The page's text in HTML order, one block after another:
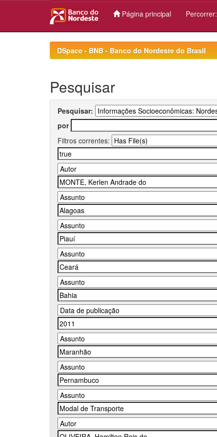
Página principal Percorrer:
DSpace - BNB - Banco do Nordeste do Brasil
Pesquisar
Pesquisar:
por
Filtros correntes: